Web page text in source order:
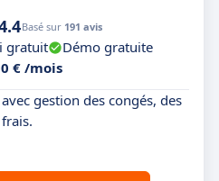
Basé sur 191 avis
gratuit
Démo gratuite
€ /mois
gestion des congés, des